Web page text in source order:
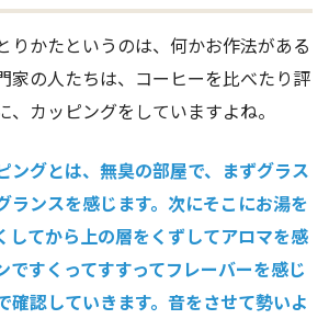
りかたというのは、何かお作法がある
家の人たちは、コーヒーを比べたり評
、カッピングをしていますよね。
ングとは、無臭の部屋で、まずグラス
ランスを感じます。次にそこにお湯を
してから上の層をくずしてアロマを感
ですくってすすってフレーバーを感じ
確認していきます。音をさせて勢いよ